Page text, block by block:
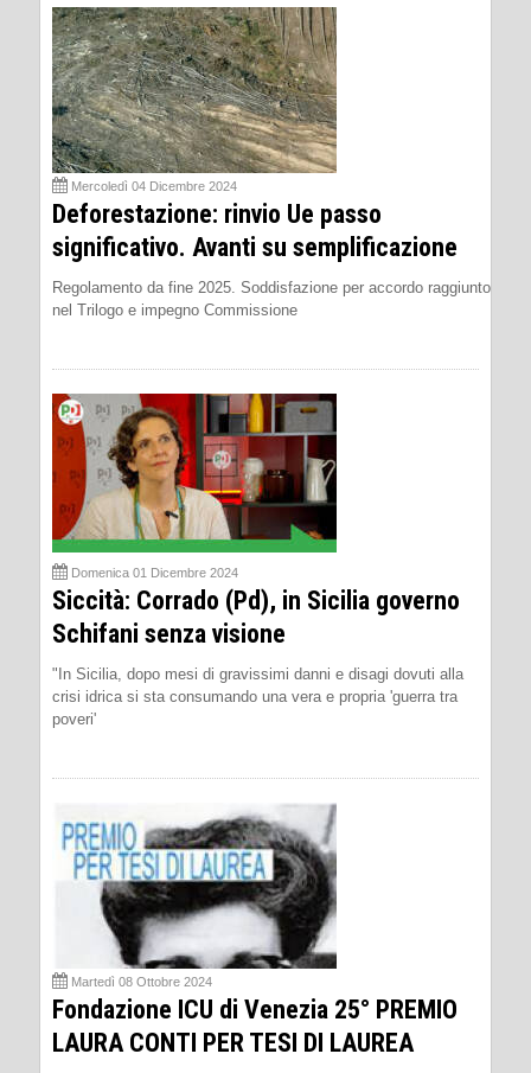
Mercoledì 04 Dicembre 2024
Deforestazione: rinvio Ue passo
significativo. Avanti su semplificazione
Regolamento da fine 2025. Soddisfazione per accordo raggiunto
nel Trilogo e impegno Commissione
Domenica 01 Dicembre 2024
Siccità: Corrado (Pd), in Sicilia governo
Schifani senza visione
"In Sicilia, dopo mesi di gravissimi danni e disagi dovuti alla
crisi idrica si sta consumando una vera e propria 'guerra tra
poveri'
Martedì 08 Ottobre 2024
Fondazione ICU di Venezia 25° PREMIO
LAURA CONTI PER TESI DI LAUREA